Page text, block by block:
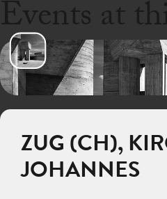
Events at
ZUG (CH),
JOHANNES